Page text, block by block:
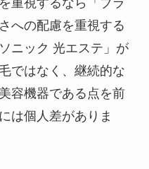
重視するなら「ブラ
への配慮を重視する
ニック 光エステ」が
ではなく、継続的な
容機器である点を前
は個人差がありま